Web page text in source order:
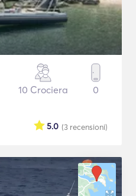
10 Crociera 0
(3 recensioni)
5.0